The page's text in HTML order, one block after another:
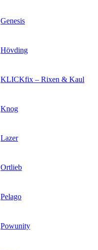
Genesis
Hövding
KLICKfix – Rixen & Kaul
Knog
Lazer
Ortlieb
Pelago
Powunity